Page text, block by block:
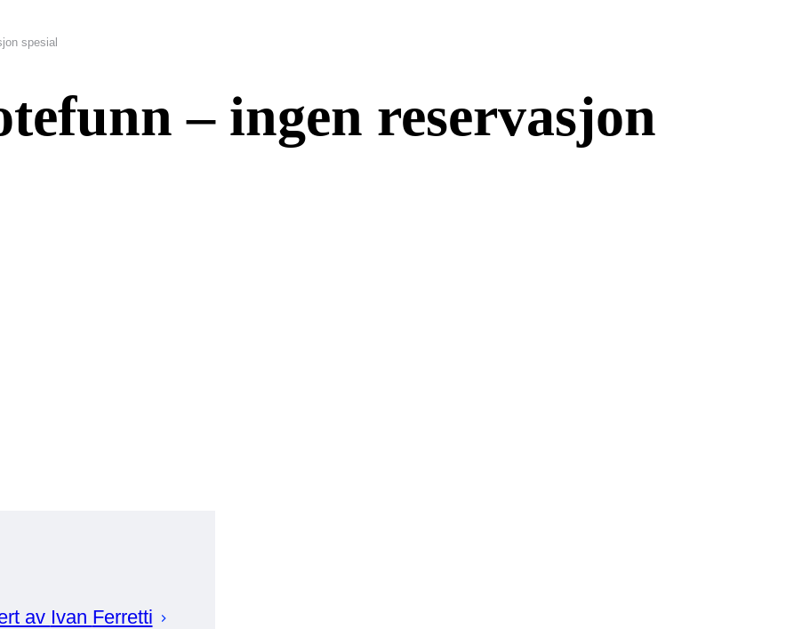
spesial
– ingen reservasjon
av Ivan Ferretti